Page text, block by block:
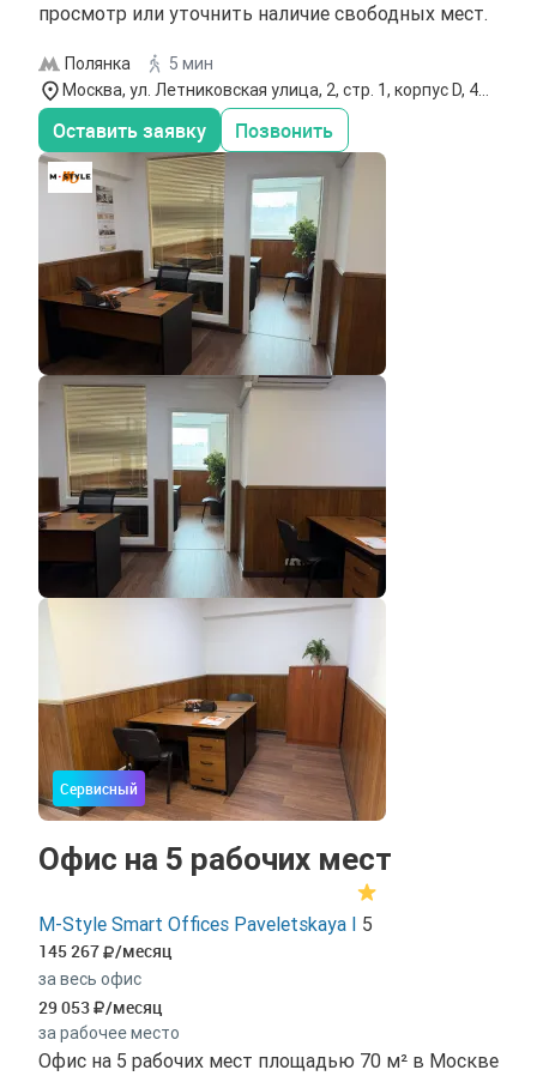
просмотр или уточнить наличие свободных мест.
Полянка
5 мин
Москва, ул. Летниковская улица, 2, стр. 1, корпус D, 4
этаж
Оставить заявку Позвонить
Сервисный
Офис на 5 рабочих мест
M-Style Smart Offices Paveletskaya I 5
145 267 /месяц
за весь офис
29 053 /месяц
за рабочее место
Офис на 5 рабочих мест площадью 70 м² в Москве